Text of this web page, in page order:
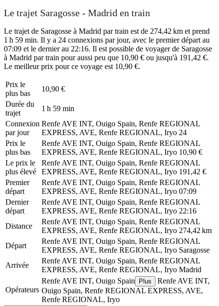
Le trajet Saragosse - Madrid en train
Le trajet de Saragosse à Madrid par train est de 274,42 km et prend
1 h 59 min. Il y a 24 connexions par jour, avec le premier départ au
07:09 et le dernier au 22:16. Il est possible de voyager de Saragosse
à Madrid par train pour aussi peu que 10,90 € ou jusqu'à 191,42 €.
Le meilleur prix pour ce voyage est 10,90 €.
Prix ​​le
plus bas
10,90 €
Durée du
trajet
1 h 59 min
Connexion
par jour
Renfe AVE INT, Ouigo Spain, Renfe REGIONAL
EXPRESS, AVE, Renfe REGIONAL, Iryo 24
Prix ​​le
plus bas
Renfe AVE INT, Ouigo Spain, Renfe REGIONAL
EXPRESS, AVE, Renfe REGIONAL, Iryo 10,90 €
Le prix le
plus élevé
Renfe AVE INT, Ouigo Spain, Renfe REGIONAL
EXPRESS, AVE, Renfe REGIONAL, Iryo 191,42 €
Premier
départ
Renfe AVE INT, Ouigo Spain, Renfe REGIONAL
EXPRESS, AVE, Renfe REGIONAL, Iryo 07:09
Dernier
départ
Renfe AVE INT, Ouigo Spain, Renfe REGIONAL
EXPRESS, AVE, Renfe REGIONAL, Iryo 22:16
Distance
Renfe AVE INT, Ouigo Spain, Renfe REGIONAL
EXPRESS, AVE, Renfe REGIONAL, Iryo 274,42 km
Départ
Renfe AVE INT, Ouigo Spain, Renfe REGIONAL
EXPRESS, AVE, Renfe REGIONAL, Iryo Saragosse
Arrivée
Renfe AVE INT, Ouigo Spain, Renfe REGIONAL
EXPRESS, AVE, Renfe REGIONAL, Iryo Madrid
Opérateurs
Renfe AVE INT, Ouigo Spain Plus
Renfe AVE INT,
Ouigo Spain, Renfe REGIONAL EXPRESS, AVE,
Renfe REGIONAL, Iryo
©CARTO